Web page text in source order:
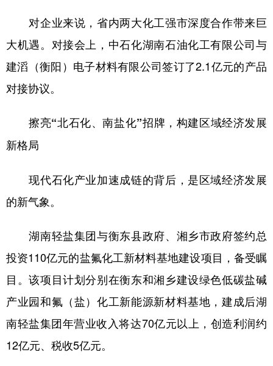
对企业来说，省内两大化工强市深度合作带来巨
大机遇。对接会上，中石化湖南石油化工有限公司与
建滔（衡阳）电子材料有限公司签订了2.1亿元的产品
对接协议。
擦亮“北石化、南盐化”招牌，构建区域经济发展
新格局
现代石化产业加速成链的背后，是区域经济发展
的新气象。
湖南轻盐集团与衡东县政府、湘乡市政府签约总
投资110亿元的盐氟化工新材料基地建设项目，备受瞩
目。该项目计划分别在衡东和湘乡建设绿色低碳盐碱
产业园和氟（盐）化工新能源新材料基地，建成后湖
南轻盐集团年营业收入将达70亿元以上，创造利润约
12亿元、税收5亿元。